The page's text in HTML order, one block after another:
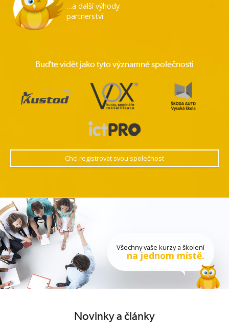
…a další výhody
partnerství
Buďte vidět jako tyto významné společnosti
Chci registrovat svou společnost
Všechny vaše kurzy a školení
na jednom místě.
Novinky a články